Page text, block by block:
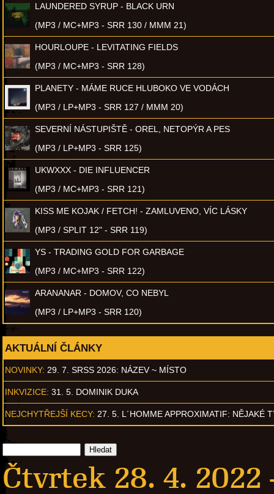
LAUNDERED SYRUP - BLACK URN
(MP3 / MC+MP3 - SRR 130 / MMM 21)
HOURLOUPE - LEVITATING FIELDS
(MP3 / MC+MP3 - SRR 128)
PLANETY - MÁME RUCE HLUBOKO VE VODÁCH
(MP3 / LP+MP3 - SRR 127 / MMM 20)
SEVERNÍ NÁSTUPIŠTĚ - OREL, NETOPÝR A PES
(MP3 / LP+MP3 - SRR 125)
UKWXXX - DIE INFLUENCER
(MP3 / MC+MP3 - SRR 121)
KISS ME KOJAK / FETCH! - ZAMLUVENO, VÍC LÁSKY
(MP3 / SPLIT 12" - SRR 119)
YS - TRADING GOLD FOR GARBAGE
(MP3 / MC+MP3 - SRR 122)
ARANANAR - DOMOV, CO NEBYL
(MP3 / LP+MP3 - SRR 120)
AKTUÁLNÍ ČLÁNKY
NOVINKY: 29. 7. SRSS 2026: NÁZEV ~ MÍSTO
INKVIZICE: 31. 5. DOMINIK DUKA
NEJCHYTŘEJŠÍ KECY: 27. 5. L´HOMME APPROXIMATIF: NĚJAKÉ
Čtvrtek 28. 4. 2022